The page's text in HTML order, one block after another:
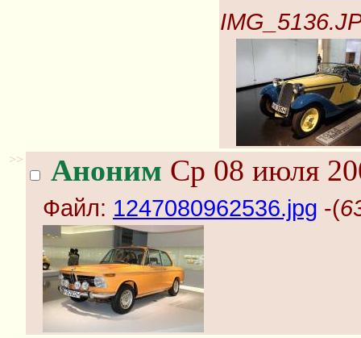
>> Аноним Ср 08 июля
Файл: 1247080962536.jpg -(